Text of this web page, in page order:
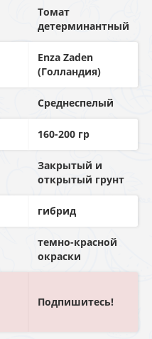
Томат
детерминантный
Enza Zaden
(Голландия)
Среднеспелый
160-200 гр
Закрытый и
открытый грунт
гибрид
темно-красной
окраски
Подпишитесь!